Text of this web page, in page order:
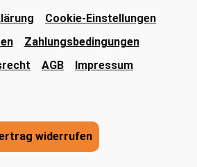
Cookie-Einstellungen
Zahlungsbedingungen
AGB Impressum
widerrufen